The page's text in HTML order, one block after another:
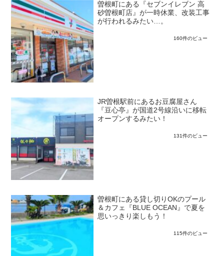
曽根町にある『セブンイレブン 高
砂曽根町店』が一時休業、改装工事
が行われるみたい…。
160件のビュー
JR曽根駅前にあるお豆腐屋さん
『豆心亭』が国道2号線沿いに移転
オープンするみたい！
131件のビュー
曽根町にある貸し切りOKのプール
＆カフェ『BLUE OCEAN』で夏を
思いっきり楽しもう！
115件のビュー